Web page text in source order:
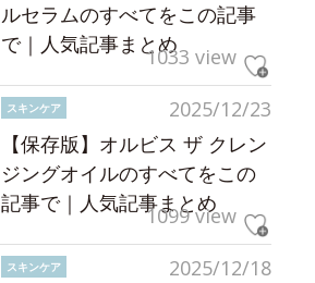
ルセラムのすべてをこの記事
で｜人気記事まとめ1033 view
2025/12/23
スキンケア
【保存版】オルビス ザ クレン
ジングオイルのすべてをこの
記事で｜人気記事まとめ
1099 view
2025/12/18
スキンケア